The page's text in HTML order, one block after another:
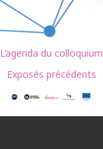
L’agenda du colloquium
Exposés précédents